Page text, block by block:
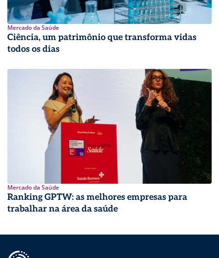
Mercado da Saúde
Ciência, um patrimônio que transforma vidas
todos os dias
Mercado da Saúde
Ranking GPTW: as melhores empresas para
trabalhar na área da saúde